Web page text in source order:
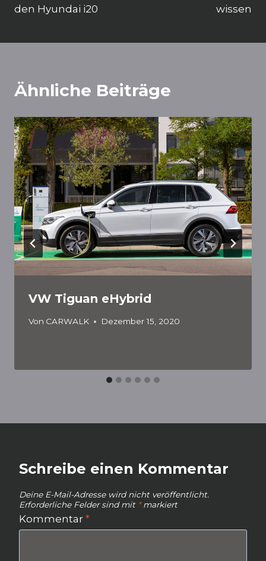
den Hyundai i20
wissen
Ähnliche Beiträge
VW Tiguan eHybrid
Von CARWALK Dezember 15, 2020
Schreibe einen Kommentar
Deine E-Mail-Adresse wird nicht veröffentlicht.
Erforderliche Felder sind mit *markiert
Kommentar *